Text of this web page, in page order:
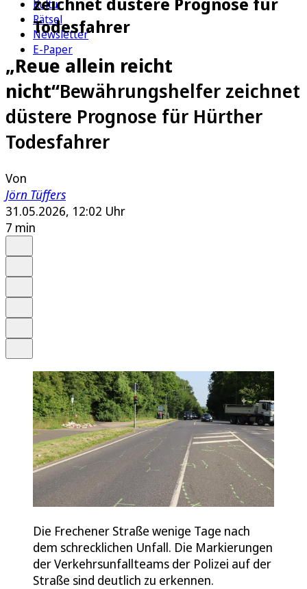
Kultur
Rätsel
Newsletter
E-Paper
Todesfahrer
„Reue allein reicht
nicht“Bewährungshelfer zeichnet
düstere Prognose für Hürther
Todesfahrer
Von
Jörn Tüffers
31.05.2026, 12:02 Uhr
7 min
Die Frechener Straße wenige Tage nach
dem schrecklichen Unfall. Die Markierungen
der Verkehrsunfallteams der Polizei auf der
Straße sind deutlich zu erkennen.